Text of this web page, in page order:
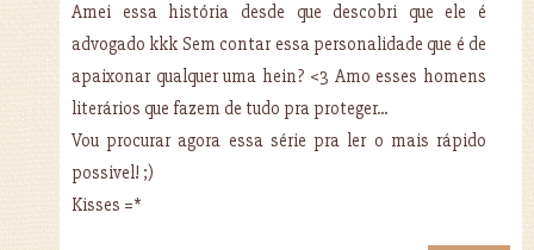
Amei essa história desde que descobri que ele é
advogado kkk Sem contar essa personalidade que é de
apaixonar qualquer uma hein? <3 Amo esses homens
literários que fazem de tudo pra proteger...
Vou procurar agora essa série pra ler o mais rápido
possivel! ;)
Kisses =*